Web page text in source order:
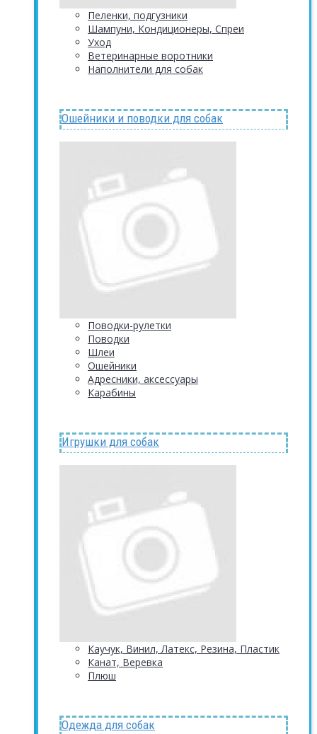
Пеленки, подгузники
Шампуни, Кондиционеры, Спреи
Уход
Ветеринарные воротники
Наполнители для собак
Ошейники и поводки для собак
Поводки-рулетки
Поводки
Шлеи
Ошейники
Адресники, аксессуары
Карабины
Игрушки для собак
Каучук, Винил, Латекс, Резина, Пластик
Канат, Веревка
Плюш
Одежда для собак